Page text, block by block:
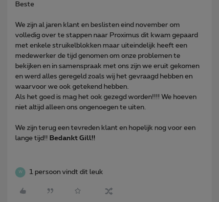
Beste
We zijn al jaren klant en beslisten eind november om
volledig over te stappen naar Proximus dit kwam gepaard
met enkele struikelblokken maar uiteindelijk heeft een
medewerker de tijd genomen om onze problemen te
bekijken en in samenspraak met ons zijn we eruit gekomen
en werd alles geregeld zoals wij het gevraagd hebben en
waarvoor we ook getekend hebben.
Als het goed is mag het ook gezegd worden!!!! We hoeven
niet altijd alleen ons ongenoegen te uiten.
We zijn terug een tevreden klant en hopelijk nog voor een
lange tijd!! Bedankt Gill!!
W 1 persoon vindt dit leuk